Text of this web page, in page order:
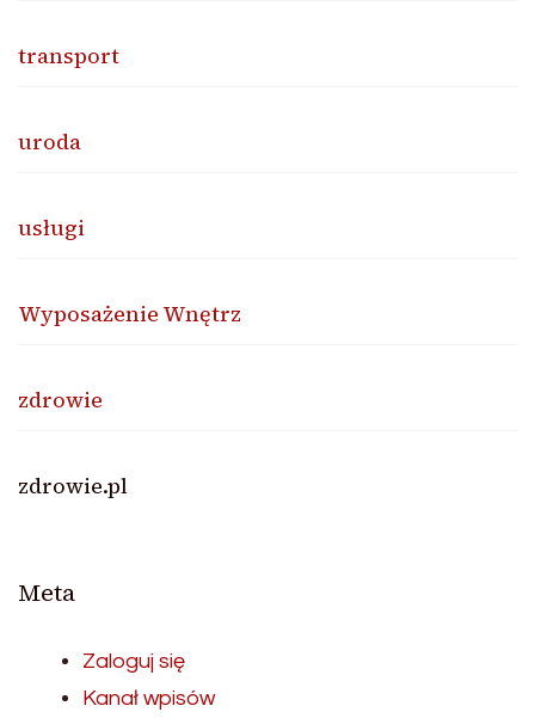
transport
uroda
usługi
Wyposażenie Wnętrz
zdrowie
zdrowie.pl
Meta
Zaloguj się
Kanał wpisów